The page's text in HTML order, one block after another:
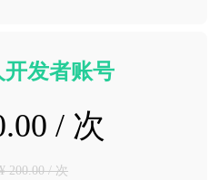
发者账号
/ 次
200.00 / 次